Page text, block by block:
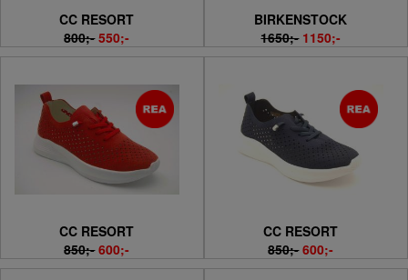
CC RESORT
800;- 550;-
BIRKENSTOCK
1650;- 1150;-
CC RESORT
850;- 600;-
CC RESORT
850;- 600;-